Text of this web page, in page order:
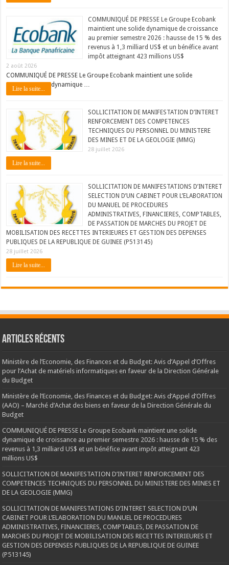
COMMUNIQUÉ DE PRESSE Le Groupe Ecobank
maintient une solide dynamique de croissance
au premier semestre 2026 : hausse de 15 % des
revenus à 1,3 milliard US$ et un bénéfice avant
impôt atteignant 423 millions US$
2 août 2026
COMMUNIQUÉ DE PRESSE Le Groupe Ecobank maintient une solide
dynamique …
Lire la suite...
SOLLICITATION DE MANIFESTATION D’INTERET
RENFORCEMENT DES COMPETENCES
TECHNIQUES DU PERSONNEL DU MINISTERE
DES MINES ET DE LA GEOLOGIE (MMG)
28 juillet 2026
Lire la suite...
SOLLICITATION DE MANIFESTATIONS D’INTERET
SELECTION D’UN CABINET POUR L’ELABORATION
DU MANUEL DE PROCEDURES
ADMINISTRATIVES, FINANCIERES, COMPTABLES,
DE PASSATION DE MARCHES DU PROJET DE
MOBILISATION DES RECETTES INTERIEURES ET GESTION DES DEPENSES
PUBLIQUES DE LA REPUBLIQUE DE GUINEE (P513145)
28 juillet 2026
Lire la suite...
Articles récents
Ministère de l’Economie, des Finances et du Budget: Avis d’Appel d’Offres
pour l’Achat de matériels informatiques en faveur de la Direction Générale
du Budget
Ministère de l’Economie, des Finances et du Budget: Avis d’Appel d’Offres
(AAO) – Marché d’Achat des biens en faveur de la Direction Générale du
Budget
COMMUNIQUÉ DE PRESSE Le Groupe Ecobank maintient une solide
dynamique de croissance au premier semestre 2026 : hausse de 15 % des
revenus à 1,3 milliard US$ et un bénéfice avant impôt atteignant 423
millions US$
SOLLICITATION DE MANIFESTATION D’INTERET RENFORCEMENT DES
COMPETENCES TECHNIQUES DU PERSONNEL DU MINISTERE DES MINES ET
DE LA GEOLOGIE (MMG)
SOLLICITATION DE MANIFESTATIONS D’INTERET SELECTION D’UN
CABINET POUR L’ELABORATION DU MANUEL DE PROCEDURES
ADMINISTRATIVES, FINANCIERES, COMPTABLES, DE PASSATION DE
MARCHES DU PROJET DE MOBILISATION DES RECETTES INTERIEURES ET
GESTION DES DEPENSES PUBLIQUES DE LA REPUBLIQUE DE GUINEE
(P513145)